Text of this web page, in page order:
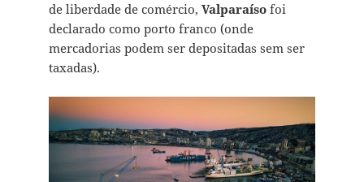
de liberdade de comércio, Valparaísofoi
declarado como porto franco (onde
mercadorias podem ser depositadas sem ser
taxadas).